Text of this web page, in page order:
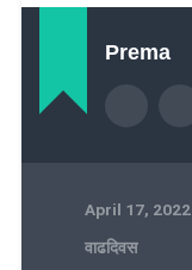
Prema
April 17, 2022
वाढदिवस